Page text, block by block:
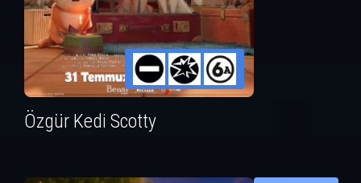
Özgür Kedi Scotty